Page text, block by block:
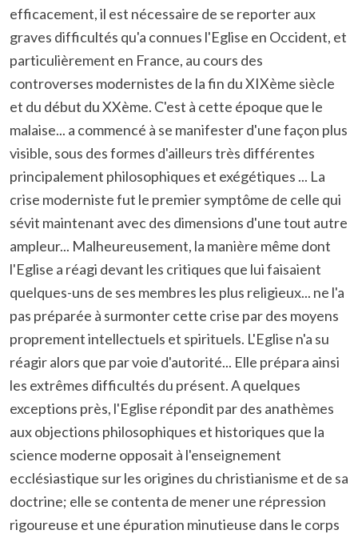
efficacement, il est nécessaire de se reporter aux
graves difficultés qu'a connues l'Eglise en Occident, et
particulièrement en France, au cours des
controverses modernistes de la fin du XIXème siècle
et du début du XXème. C'est à cette époque que le
malaise... a commencé à se manifester d'une façon plus
visible, sous des formes d'ailleurs très différentes
principalement philosophiques et exégétiques ... La
crise moderniste fut le premier symptôme de celle qui
sévit maintenant avec des dimensions d'une tout autre
ampleur... Malheureusement, la manière même dont
l'Eglise a réagi devant les critiques que lui faisaient
quelques-uns de ses membres les plus religieux... ne l'a
pas préparée à surmonter cette crise par des moyens
proprement intellectuels et spirituels. L'Eglise n'a su
réagir alors que par voie d'autorité... Elle prépara ainsi
les extrêmes difficultés du présent. A quelques
exceptions près, l'Eglise répondit par des anathèmes
aux objections philosophiques et historiques que la
science moderne opposait à l'enseignement
ecclésiastique sur les origines du christianisme et de sa
doctrine; elle se contenta de mener une répression
rigoureuse et une épuration minutieuse dans le corps